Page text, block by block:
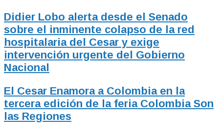
Didier Lobo alerta desde el Senado
sobre el inminente colapso de la red
hospitalaria del Cesar y exige
intervención urgente del Gobierno
Nacional
El Cesar Enamora a Colombia en la
tercera edición de la feria Colombia Son
las Regiones